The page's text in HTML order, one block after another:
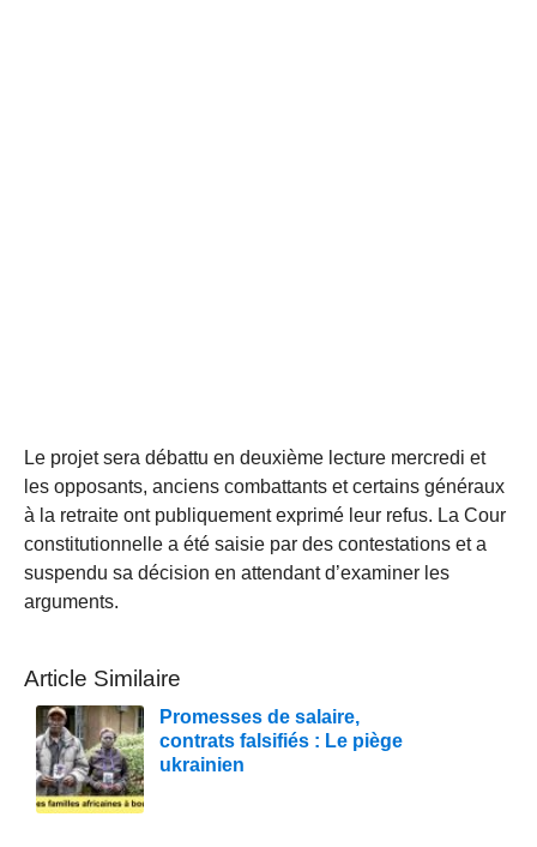
Le projet sera débattu en deuxième lecture mercredi et
les opposants, anciens combattants et certains généraux
à la retraite ont publiquement exprimé leur refus. La Cour
constitutionnelle a été saisie par des contestations et a
suspendu sa décision en attendant d’examiner les
arguments.
Article Similaire
Promesses de salaire,
contrats falsifiés : Le piège
ukrainien